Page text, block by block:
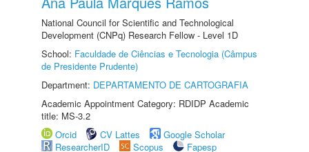
National Council for Scientific and Technological
Development (CNPq) Research Fellow - Level 1D
School: Faculdade de Ciências e Tecnologia (Câmpus
de Presidente Prudente)
Department: DEPARTAMENTO DE CARTOGRAFIA
Academic Appointment Category: RDIDP Academic
title: MS-3.2
Orcid
CV Lattes
Google Scholar
ResearcherID
Scopus
Fapesp